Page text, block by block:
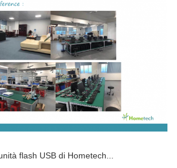
flash USB di Hometech...